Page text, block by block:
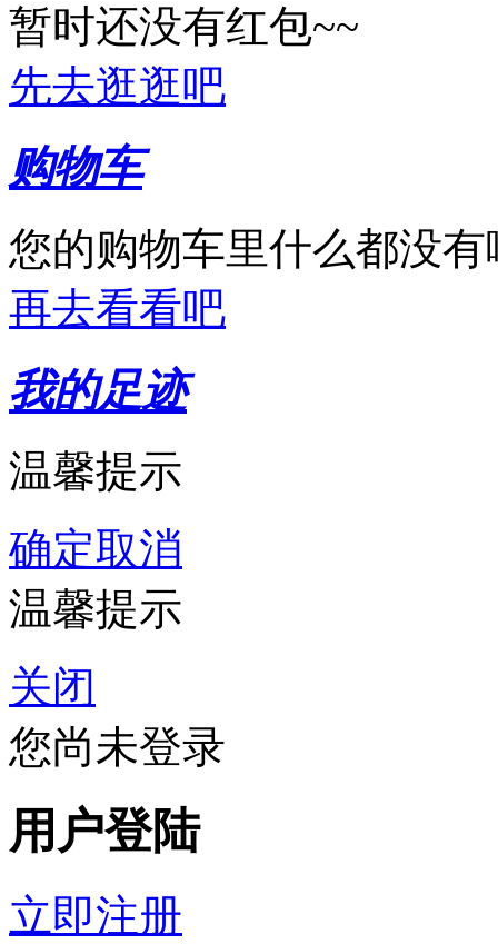
暂时还没有红包~~
先去逛逛吧
购物车
您的购物车里什么都没有
再去看看吧
我的足迹
温馨提示
确定取消
温馨提示
关闭
您尚未登录
用户登陆
立即注册